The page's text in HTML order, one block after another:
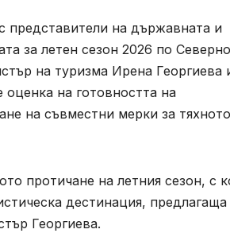
представители на държавната и
за летен сезон 2026 по
на туризма Ирена Георгиева
на готовността на
на съвместни мерки за тяхното
протичане на летния сезон, с
дестинация, предлагаща
Георгиева.